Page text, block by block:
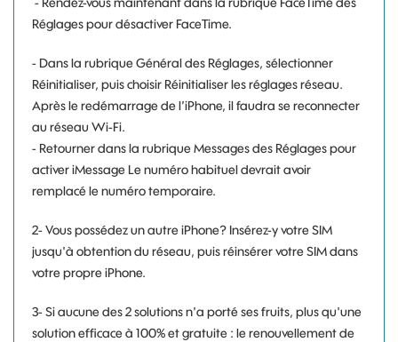
Réglages pour désactiver FaceTime.
- Dans la rubrique Général des Réglages, sélectionner
Réinitialiser, puis choisir Réinitialiser les réglages réseau.
Après le redémarrage de l’iPhone, il faudra se reconnecter
au réseau Wi-Fi.
- Retourner dans la rubrique Messages des Réglages pour
activer iMessage Le numéro habituel devrait avoir
remplacé le numéro temporaire.
2- Vous possédez un autre iPhone? Insérez-y votre SIM
jusqu'à obtention du réseau, puis réinsérer votre SIM dans
votre propre iPhone.
3- Si aucune des 2 solutions n'a porté ses fruits, plus qu'une
solution efficace à 100% et gratuite : le renouvellement de